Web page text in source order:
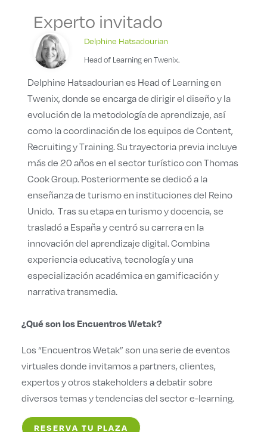
⁣Experto invitado
Delphine Hatsadourian
Head of Learning en Twenix.
Delphine Hatsadourian es Head of Learning en
Twenix, donde se encarga de dirigir el diseño y la
evolución de la metodología de aprendizaje, así
como la coordinación de los equipos de Content,
Recruiting y Training. Su trayectoria previa incluye
más de 20 años en el sector turístico con Thomas
Cook Group. Posteriormente se dedicó a la
enseñanza de turismo en instituciones del Reino
Unido.Tras su etapa en turismo y docencia, se
trasladó a España y centró su carrera en la
innovación del aprendizaje digital. Combina
experiencia educativa, tecnología y una
especialización académica en gamificación y
narrativa transmedia.
¿Qué son los Encuentros Wetak?
Los “Encuentros Wetak” son una serie de eventos
virtuales donde invitamos a partners, clientes,
expertos y otros stakeholders a debatir sobre
diversos temas y tendencias del sector e-learning.
RESERVA TU PLAZA